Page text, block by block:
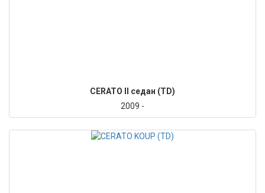
CERATO II седан (TD)
2009 -